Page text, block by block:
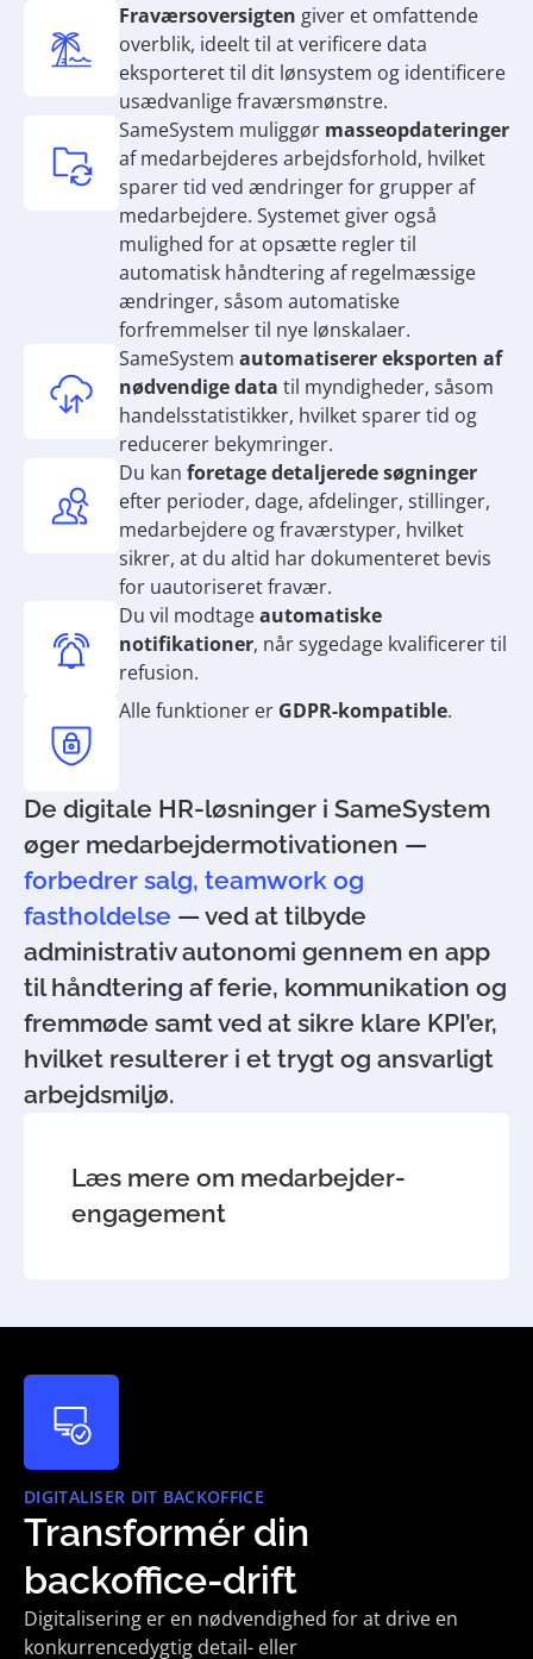
Fraværsoversigten giver et omfattende
overblik, ideelt til at verificere data
eksporteret til dit lønsystem og identificere
usædvanlige fraværsmønstre.
SameSystem muliggør masseopdateringer
af medarbejderes arbejdsforhold, hvilket
sparer tid ved ændringer for grupper af
medarbejdere. Systemet giver også
mulighed for at opsætte regler til
automatisk håndtering af regelmæssige
ændringer, såsom automatiske
forfremmelser til nye lønskalaer.
SameSystem automatiserer eksporten af
nødvendige data til myndigheder, såsom
handelsstatistikker, hvilket sparer tid og
reducerer bekymringer.
Du kan foretage detaljerede søgninger
efter perioder, dage, afdelinger, stillinger,
medarbejdere og fraværstyper, hvilket
sikrer, at du altid har dokumenteret bevis
for uautoriseret fravær.
Du vil modtageautomatiske
notifikationer, når sygedage kvalificerer til
refusion.
Alle funktioner er GDPR-kompatible.
De digitale HR-løsninger i SameSystem
øger medarbejdermotivationen —
forbedrer salg, teamwork og
fastholdelse — ved at tilbyde
administrativ autonomi gennem en app
til håndtering af ferie, kommunikation og
fremmøde samt ved at sikre klare KPI’er,
hvilket resulterer i et trygt og ansvarligt
arbejdsmiljø.
Læs mere om medarbejder­
engagement
DIGITALISER DIT BACKOFFICE
Transformér din
backoffice-drift
Digitalisering er en nødvendighed for at drive en
konkurrencedygtig detail- eller